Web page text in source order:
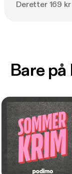
Deretter 169
Bare på